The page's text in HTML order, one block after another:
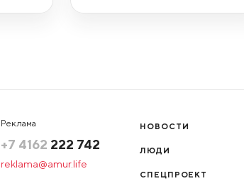
Реклама
+7 4162 222 742
reklama@amur.life
НОВОСТИ
ЛЮДИ
СПЕЦПРОЕКТ